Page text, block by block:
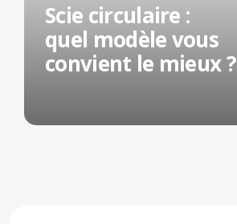
Scie circulaire :
quel modèle vous
convient le mieux ?